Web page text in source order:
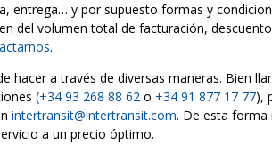
entrega… y por supuesto formas y
del volumen total de facturación,
.
hacer a través de diversas maneras. Bien
(+34 93 268 88 62 o +34 91 877 17 77),
intertransit@intertransit.com. De esta forma
a un precio óptimo.